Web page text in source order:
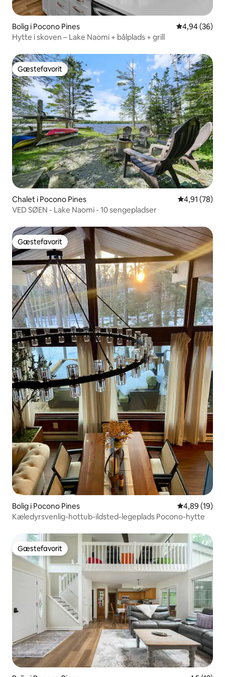
Bolig i Pocono Pines 4,94 ud af 5 i
4,94 (36)
Hytte i skoven – Lake Naomi + bålplads + grill
Gæstefavorit
Gæstefavorit
Chalet i Pocono Pines 4,91 ud af 5
4,91 (78)
VED SØEN - Lake Naomi - 10 sengepladser
Gæstefavorit
Gæstefavorit
Bolig i Pocono Pines 4,89 ud af 5 i
4,89 (19)
Kæledyrsvenlig-hottub-ildsted-legeplads Pocono-hytte
Gæstefavorit
Gæstefavorit